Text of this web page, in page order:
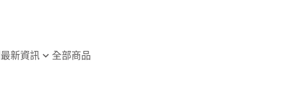
最新資訊 全部商品